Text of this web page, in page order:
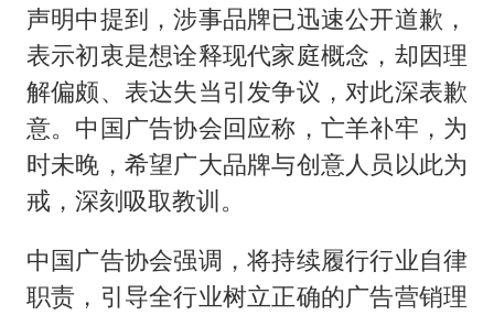
声明中提到，涉事品牌已迅速公开道歉，
表示初衷是想诠释现代家庭概念，却因理
解偏颇、表达失当引发争议，对此深表歉
意。中国广告协会回应称，亡羊补牢，为
时未晚，希望广大品牌与创意人员以此为
戒，深刻吸取教训。
中国广告协会强调，将持续履行行业自律
职责，引导全行业树立正确的广告营销理